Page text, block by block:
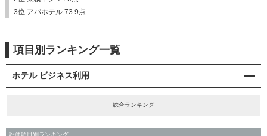
3位 アパホテル 73.9点
項目別ランキング一覧
ホテル ビジネス利用
総合ランキング
評価項目別ランキング